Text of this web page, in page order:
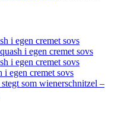
i egen cremet sovs
i egen cremet sovs
i egen cremet sovs
i egen cremet sovs
som wienerschnitzel –